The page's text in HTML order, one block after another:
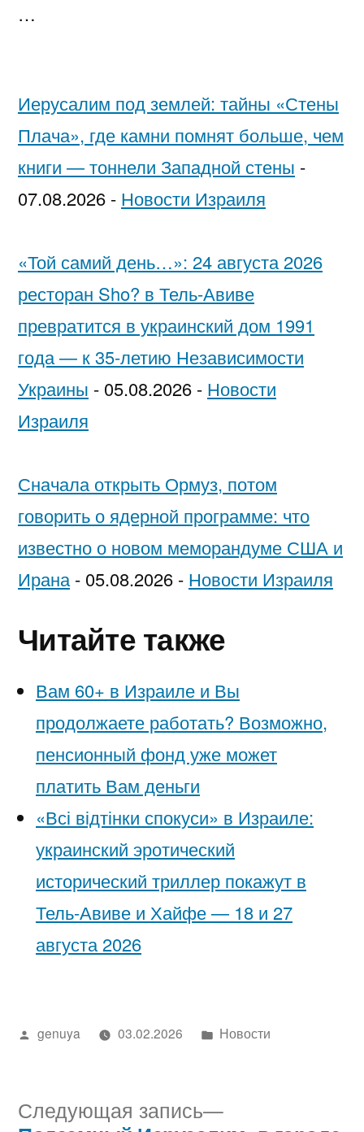
…
Иерусалим под землей: тайны «Стены
Плача», где камни помнят больше, чем
книги — тоннели Западной стены -
07.08.2026 - Новости Израиля
«Той самий день…»: 24 августа 2026
ресторан Sho? в Тель-Авиве
превратится в украинский дом 1991
года — к 35-летию Независимости
Украины - 05.08.2026 - Новости
Израиля
Сначала открыть Ормуз, потом
говорить о ядерной программе: что
известно о новом меморандуме США и
Ирана - 05.08.2026 - Новости Израиля
Читайте также
Вам 60+ в Израиле и Вы
продолжаете работать? Возможно,
пенсионный фонд уже может
платить Вам деньги
«Всі відтінки спокуси» в Израиле:
украинский эротический
исторический триллер покажут в
Тель-Авиве и Хайфе — 18 и 27
августа 2026
Написано
genuya 03.02.2026
Написано
Новости
Следующая запись
Следующая